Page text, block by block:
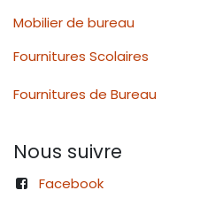
Mobilier de bureau
Fournitures Scolaires
Fournitures de Bureau
Nous suivre
Facebook